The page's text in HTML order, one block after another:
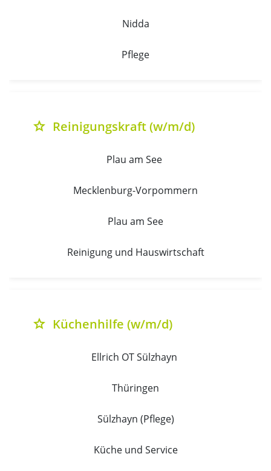
Nidda
Pflege
grade Reinigungskraft (w/m/d)
Plau am See
Mecklenburg-Vorpommern
Plau am See
Reinigung und Hauswirtschaft
grade Küchenhilfe (w/m/d)
Ellrich OT Sülzhayn
Thüringen
Sülzhayn (Pflege)
Küche und Service